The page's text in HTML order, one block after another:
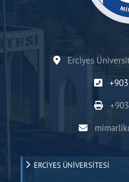
Erciyes
ERCİYES ÜNİVERSİTESİ